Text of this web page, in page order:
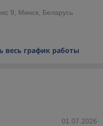
9, Минск, Беларусь
весь график работы
01.07.2026